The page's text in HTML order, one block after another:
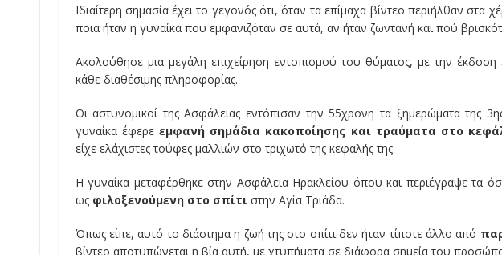
Ιδιαίτερη σημασία έχει το γεγονός ότι, όταν τα επίμαχα βίντεο περιήλθαν στα
ποια ήταν η γυναίκα που εμφανιζόταν σε αυτά, αν ήταν ζωντανή και πού
Ακολούθησε μια μεγάλη επιχείρηση εντοπισμού του θύματος, με την έκδοση
κάθε διαθέσιμης πληροφορίας.
Οι αστυνομικοί της Ασφάλειας εντόπισαν την 55χρονη τα ξημερώματα της
γυναίκα έφερε εμφανή σημάδια κακοποίησης και τραύματα στο
είχε ελάχιστες τούφες μαλλιών στο τριχωτό της κεφαλής της.
Η γυναίκα μεταφέρθηκε στην Ασφάλεια Ηρακλείου όπου και περιέγραψε τα
ωςφιλοξενούμενη στο σπίτιστην Αγία Τριάδα.
Όπως είπε, αυτό το διάστημα η ζωή της στο σπίτι δεν ήταν τίποτε άλλο από
βίντεο αποτυπώνεται η βία αυτή, με χτυπήματα σε διάφορα σημεία του